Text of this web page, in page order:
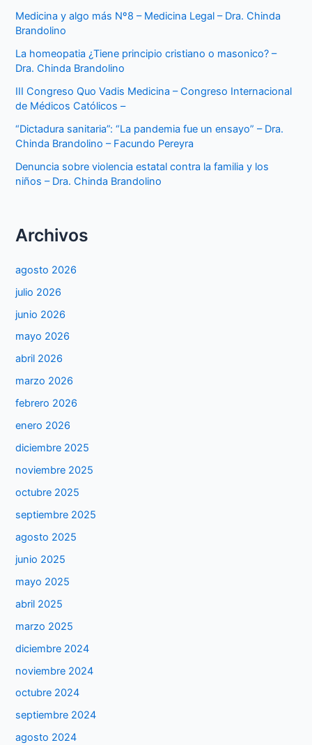
Medicina y algo más Nº8 – Medicina Legal – Dra. Chinda
Brandolino
La homeopatia ¿Tiene principio cristiano o masonico? –
Dra. Chinda Brandolino
III Congreso Quo Vadis Medicina – Congreso Internacional
de Médicos Católicos –
“Dictadura sanitaria”: “La pandemia fue un ensayo” – Dra.
Chinda Brandolino – Facundo Pereyra
Denuncia sobre violencia estatal contra la familia y los
niños – Dra. Chinda Brandolino
Archivos
agosto 2026
julio 2026
junio 2026
mayo 2026
abril 2026
marzo 2026
febrero 2026
enero 2026
diciembre 2025
noviembre 2025
octubre 2025
septiembre 2025
agosto 2025
junio 2025
mayo 2025
abril 2025
marzo 2025
diciembre 2024
noviembre 2024
octubre 2024
septiembre 2024
agosto 2024